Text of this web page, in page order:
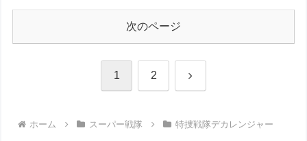
★【ワートリ】今月新発売!!第27巻まとめ【コメント欄まとめます】
験㊳」【コメント欄まとめます】【しばらく固定記事です】
★【ワートリ】風間隊3人≒忍田単騎くらいのイメージかな
次のページ
1 2 次
ホーム スーパー戦隊 特捜戦隊デカレンジャー